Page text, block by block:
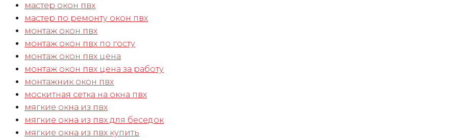
мастер окон пвх
мастер по ремонту окон пвх
монтаж окон пвх
монтаж окон пвх по госту
монтаж окон пвх цена
монтаж окон пвх цена за работу
монтажник окон пвх
москитная сетка на окна пвх
мягкие окна из пвх
мягкие окна из пвх для беседок
мягкие окна из пвх купить